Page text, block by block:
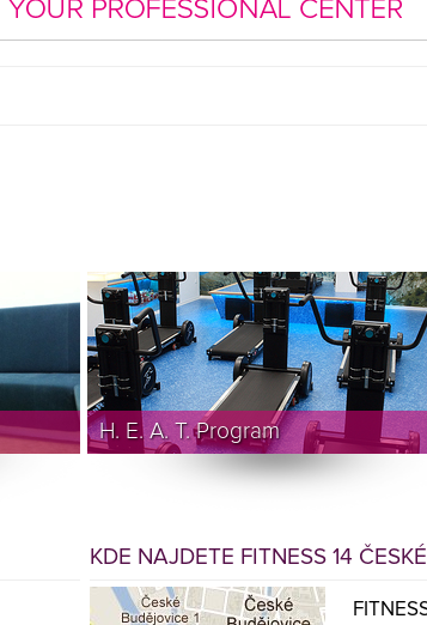
H. E. A. T. Program
KDE NAJDETE FITNESS 14